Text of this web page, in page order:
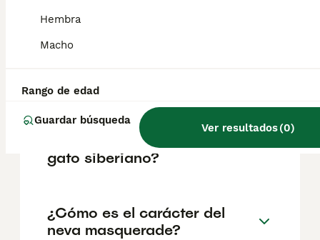
Hembra
Macho
Rango de edad
Guardar búsqueda
Ver resultados(0)
criadores responsables que garanticen la
Informarse bien y comparar opciones antes
¿Cuál es la diferencia entre
un Neva Masquerade y un
gato siberiano?
¿Cómo es el carácter del
neva masquerade?